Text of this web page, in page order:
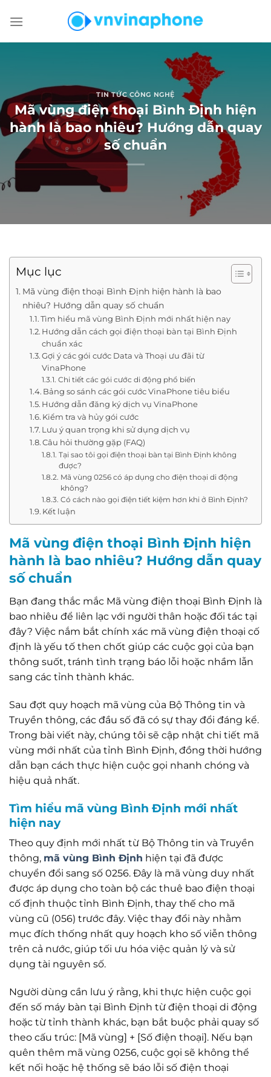
đến
TIN TỨC CÔNG NGHỆ
Mã vùng điện thoại Bình Định hiện
hành là bao nhiêu? Hướng dẫn quay
số chuẩn
Mục lục
Mã vùng điện thoại Bình Định hiện hành là bao
nhiêu? Hướng dẫn quay số chuẩn
Tìm hiểu mã vùng Bình Định mới nhất hiện nay
Hướng dẫn cách gọi điện thoại bàn tại Bình Định
chuẩn xác
Gợi ý các gói cước Data và Thoại ưu đãi từ
VinaPhone
Chi tiết các gói cước di động phổ biến
Bảng so sánh các gói cước VinaPhone tiêu biểu
Hướng dẫn đăng ký dịch vụ VinaPhone
Kiểm tra và hủy gói cước
Lưu ý quan trọng khi sử dụng dịch vụ
Câu hỏi thường gặp (FAQ)
Tại sao tôi gọi điện thoại bàn tại Bình Định không
được?
Mã vùng 0256 có áp dụng cho điện thoại di động
không?
Có cách nào gọi điện tiết kiệm hơn khi ở Bình Định?
Kết luận
Mã vùng điện thoại Bình Định hiện
hành là bao nhiêu? Hướng dẫn quay
số chuẩn
Bạn đang thắc mắc Mã vùng điện thoại Bình Định là
bao nhiêu để liên lạc với người thân hoặc đối tác tại
đây? Việc nắm bắt chính xác mã vùng điện thoại cố
định là yếu tố then chốt giúp các cuộc gọi của bạn
thông suốt, tránh tình trạng báo lỗi hoặc nhầm lẫn
sang các tỉnh thành khác.
Sau đợt quy hoạch mã vùng của Bộ Thông tin và
Truyền thông, các đầu số đã có sự thay đổi đáng kể.
Trong bài viết này, chúng tôi sẽ cập nhật chi tiết mã
vùng mới nhất của tỉnh Bình Định, đồng thời hướng
dẫn bạn cách thực hiện cuộc gọi nhanh chóng và
hiệu quả nhất.
Tìm hiểu mã vùng Bình Định mới nhất
hiện nay
Theo quy định mới nhất từ Bộ Thông tin và Truyền
thông, mã vùng Bình Định hiện tại đã được
chuyển đổi sang số 0256. Đây là mã vùng duy nhất
được áp dụng cho toàn bộ các thuê bao điện thoại
cố định thuộc tỉnh Bình Định, thay thế cho mã
vùng cũ (056) trước đây. Việc thay đổi này nhằm
mục đích thống nhất quy hoạch kho số viễn thông
trên cả nước, giúp tối ưu hóa việc quản lý và sử
dụng tài nguyên số.
Người dùng cần lưu ý rằng, khi thực hiện cuộc gọi
đến số máy bàn tại Bình Định từ điện thoại di động
hoặc từ tỉnh thành khác, bạn bắt buộc phải quay số
theo cấu trúc: [Mã vùng] + [Số điện thoại]. Nếu bạn
quên thêm mã vùng 0256, cuộc gọi sẽ không thể
kết nối hoặc hệ thống sẽ báo lỗi số điện thoại